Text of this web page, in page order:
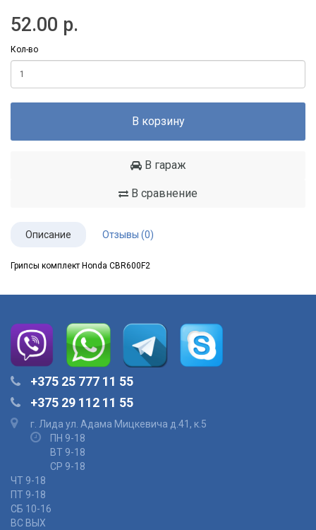
52.00 р.
Кол-во
В корзину
В гараж
В сравнение
Описание Отзывы (0)
Грипсы комплект Honda CBR600F2
+375 25 777 11 55
+375 29 112 11 55
г. Лида ул. Адама Мицкевича д.41, к.5
ПН 9-18
ВТ 9-18
СР 9-18
ЧТ 9-18
ПТ 9-18
СБ 10-16
ВС ВЫХ